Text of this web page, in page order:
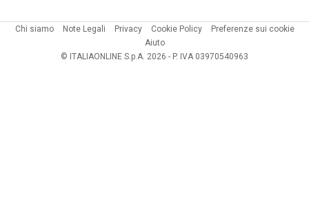
Chi siamo Note Legali Privacy Cookie Policy
Preferenze sui cookie
Aiuto
© ITALIAONLINE S.p.A. 2026 - P. IVA 03970540963